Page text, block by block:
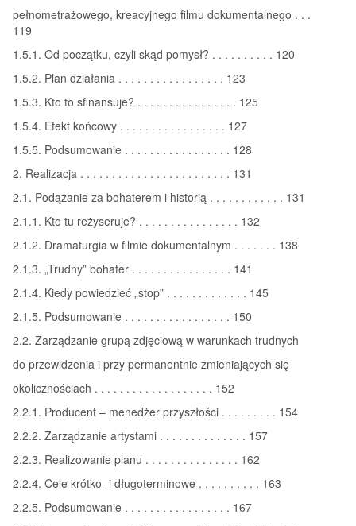
pełnometrażowego, kreacyjnego filmu dokumentalnego . . .
119
1.5.1. Od początku, czyli skąd pomysł? . . . . . . . . . . 120
1.5.2. Plan działania . . . . . . . . . . . . . . . . . 123
1.5.3. Kto to sfinansuje? . . . . . . . . . . . . . . . . 125
1.5.4. Efekt końcowy . . . . . . . . . . . . . . . . . 127
1.5.5. Podsumowanie . . . . . . . . . . . . . . . . . 128
2. Realizacja . . . . . . . . . . . . . . . . . . . . . . . . 131
2.1. Podążanie za bohaterem i historią . . . . . . . . . . . . 131
2.1.1. Kto tu reżyseruje? . . . . . . . . . . . . . . . . 132
2.1.2. Dramaturgia w filmie dokumentalnym . . . . . . . 138
2.1.3. „Trudny” bohater . . . . . . . . . . . . . . . . 141
2.1.4. Kiedy powiedzieć „stop” . . . . . . . . . . . . . 145
2.1.5. Podsumowanie . . . . . . . . . . . . . . . . . 150
2.2. Zarządzanie grupą zdjęciową w warunkach trudnych
do przewidzenia i przy permanentnie zmieniających się
okolicznościach . . . . . . . . . . . . . . . . . . . 152
2.2.1. Producent – menedżer przyszłości . . . . . . . . . 154
2.2.2. Zarządzanie artystami . . . . . . . . . . . . . . 157
2.2.3. Realizowanie planu . . . . . . . . . . . . . . . 162
2.2.4. Cele krótko- i długoterminowe . . . . . . . . . . 163
2.2.5. Podsumowanie . . . . . . . . . . . . . . . . . 167